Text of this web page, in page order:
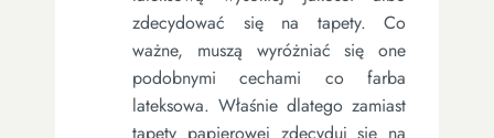
zdecydować się na tapety. Co
ważne, muszą wyróżniać się one
podobnymi cechami co farba
lateksowa. Właśnie dlatego zamiast
tapety papierowej zdecyduj się na